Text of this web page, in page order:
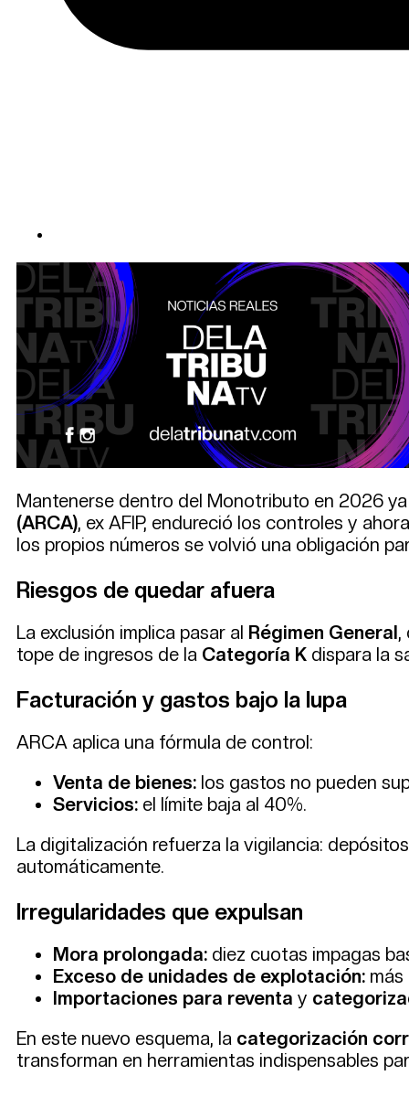
Mantenerse dentro del Monotributo en 2026
(ARCA), ex AFIP, endureció los controles y
los propios números se volvió una obligación
Riesgos de quedar afuera
La exclusión implica pasar al Régimen General,
tope de ingresos de la Categoría K dispara la
Facturación y gastos bajo la lupa
ARCA aplica una fórmula de control:
Venta de bienes: los gastos no pueden
Servicios: el límite baja al 40%.
La digitalización refuerza la vigilancia:
automáticamente.
Irregularidades que expulsan
Mora prolongada: diez cuotas impagas
Exceso de unidades de explotación:
Importaciones para reventa y
En este nuevo esquema, la categorización
transforman en herramientas indispensables